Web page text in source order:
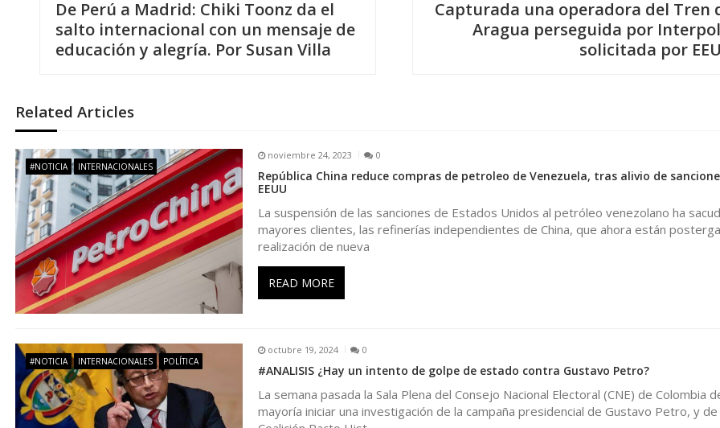
e
g
a
c
i
ó
n
d
De Perú a Madrid: Chiki Toonz da el
salto internacional con un mensaje de
educación y alegría. Por Susan Villa
Capturada una operadora del Tren
Aragua perseguida por
solicitada por
Related Articles
#NOTICIA INTERNACIONALES
noviembre 24, 2023 0
República China reduce compras de petroleo de Venezuela, tras alivio de
EEUU
La suspensión de las sanciones de Estados Unidos al petróleo venezolano ha
mayores clientes, las refinerías independientes de China, que ahora están
realización de nueva
READ MORE
#NOTICIA INTERNACIONALES POLÍTICA
octubre 19, 2024 0
#ANALISIS ¿Hay un intento de golpe de estado contra Gustavo Petro?
La semana pasada la Sala Plena del Consejo Nacional Electoral (CNE) de Colombia
mayoría iniciar una investigación de la campaña presidencial de Gustavo Petro, y de